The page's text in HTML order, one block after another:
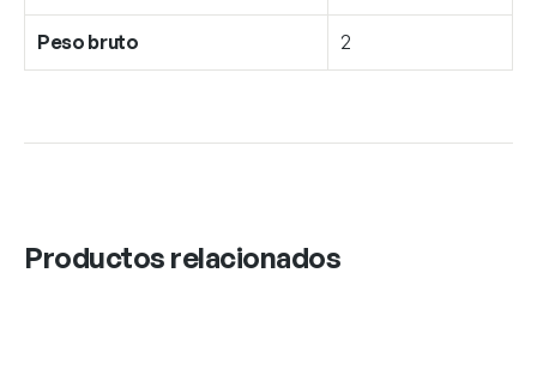
Peso bruto 2
Productos relacionados